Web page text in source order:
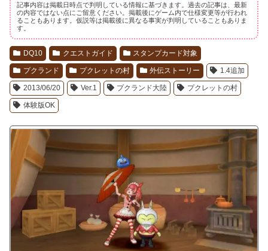
記事内容は掲載日時点で判明している情報に基づきます。過去の記事は、最新
の内容ではない点にご留意ください。掲載後にゲーム内で仕様変更等が行われ
ることもあります。仮説等は掲載後に異なる事実が判明していることもありま
す。
DQ10 クエストガイド スタンプカード対象
プクランド プクレットの村 外伝ストーリー 1.4追加
2013/06/20 Ver.1 プクランド大陸 プクレットの村
体験版OK